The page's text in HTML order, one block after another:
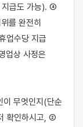
지급도 가능). ④
를 완전히
업수당 지급
업상 사정은
무엇인지(단순
확인하시고, ②